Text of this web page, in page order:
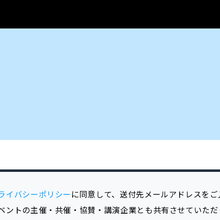
イバシーポリシー に同意して、送付先メールアドレスを
トの主催・共催・協賛・講演企業とも共有させていた